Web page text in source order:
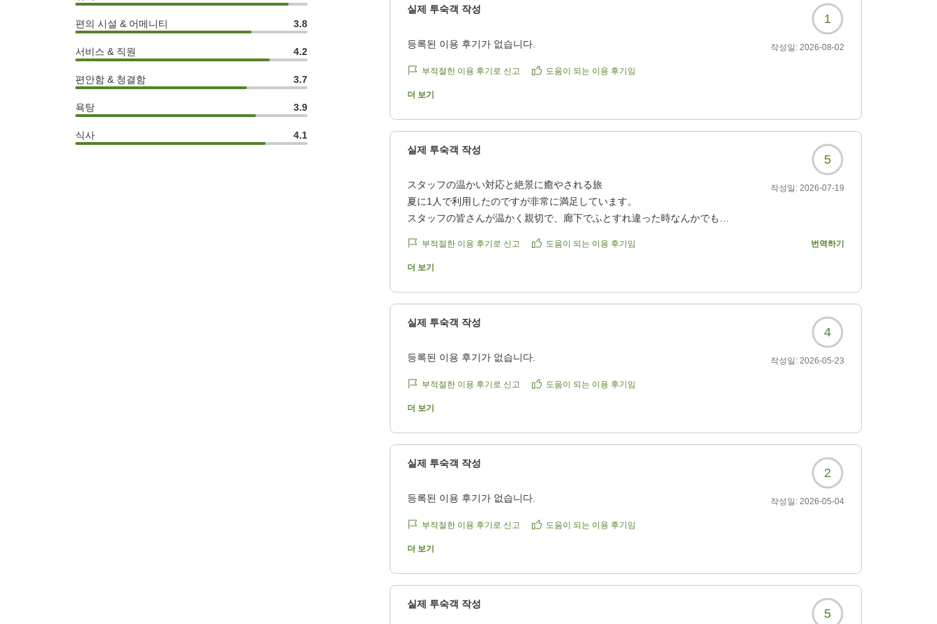
편의 시설 & 어메니티 3.8
서비스 & 직원 4.2
편안함 & 청결함 3.7
욕탕 3.9
식사 4.1
실제 투숙객 작성
1
등록된 이용 후기가 없습니다. 작성일: 2026-08-02
부적절한 이용 후기로 신고 도움이 되는 이용 후기임
더 보기
실제 투숙객 작성
5
スタッフの温かい対応と絶景に癒やされる旅
夏に1人で利用したのですが非常に満足しています。
スタッフの皆さんが温かく親切で、廊下でふとすれ違った時なんかでも
ごくあったかい気持ちになりました。
スキー場のオフシーズンということもあって、カフェ/ラウンジや大浴場は
夕食はフレンチをいただいたのですが、実は私はフレンチをいただくのが
人生で初めてでした。高級なイメージがあって少し緊張して行ったのです
はいえど肩肘張らない感じで、とってもよかったです!私みたいにフレンチ
晴れていたので景色は昼夜問わず素敵でした特に、宿泊したお部屋の小さ
な窓から見えたマジックアワーの空と、カフェのテラスからのぞむ見渡す
クチコミの詳細はこちらから
reviewId=33123478148139
작성일: 2026-07-19
부적절한 이용 후기로 신고 도움이 되는 이용 후기임 번역하기
더 보기
실제 투숙객 작성
4
등록된 이용 후기가 없습니다. 작성일: 2026-05-23
부적절한 이용 후기로 신고 도움이 되는 이용 후기임
더 보기
실제 투숙객 작성
2
등록된 이용 후기가 없습니다. 작성일: 2026-05-04
부적절한 이용 후기로 신고 도움이 되는 이용 후기임
더 보기
실제 투숙객 작성
5